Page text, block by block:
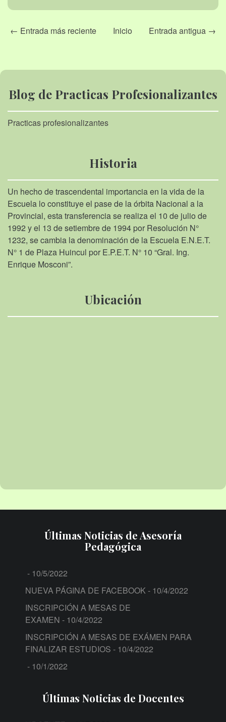
← Entrada más reciente Entrada antigua →
Inicio
Blog de Practicas Profesionalizantes
Practicas profesionalizantes
Historia
Un hecho de trascendental importancia en la vida de la
Escuela lo constituye el pase de la órbita Nacional a la
Provincial, esta transferencia se realiza el 10 de julio de
1992 y el 13 de setiembre de 1994 por Resolución N°
1232, se cambia la denominación de la Escuela E.N.E.T.
N° 1 de Plaza Huincul por E.P.E.T. N° 10 “Gral. Ing.
Enrique Mosconi”.
Ubicación
Últimas Noticias de Asesoría
Pedagógica
- 10/5/2022
NUEVA PÁGINA DE FACEBOOK - 10/4/2022
INSCRIPCIÓN A MESAS DE
EXAMEN - 10/4/2022
INSCRIPCIÓN A MESAS DE EXÁMEN PARA
FINALIZAR ESTUDIOS - 10/4/2022
- 10/1/2022
Últimas Noticias de Docentes